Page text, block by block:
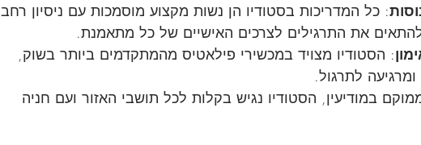
: כל המדריכות בסטודיו הן נשות מקצוע מוסמכות עם ניסיון רחב
את התרגילים לצרכים האישיים של כל מתאמנת.
: הסטודיו מצויד במכשירי פילאטיס מהמתקדמים ביותר בשוק,
לתרגול.
במודיעין, הסטודיו נגיש בקלות לכל תושבי האזור ועם חניה